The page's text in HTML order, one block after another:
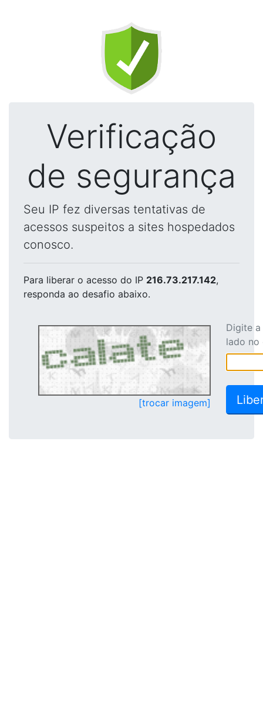
Verificação
de segurança
Seu IP fez diversas tentativas de
acessos suspeitos a sites hospedados
conosco.
Para liberar o acesso do IP 216.73.217.142,
responda ao desafio abaixo.
[trocar imagem]
Digite
lado no